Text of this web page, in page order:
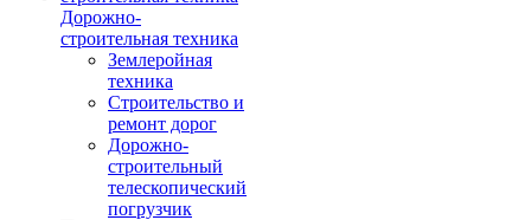
Дорожно-
строительная техника
Землеройная
техника
Строительство и
ремонт дорог
Дорожно-
строительный
телескопический
погрузчик